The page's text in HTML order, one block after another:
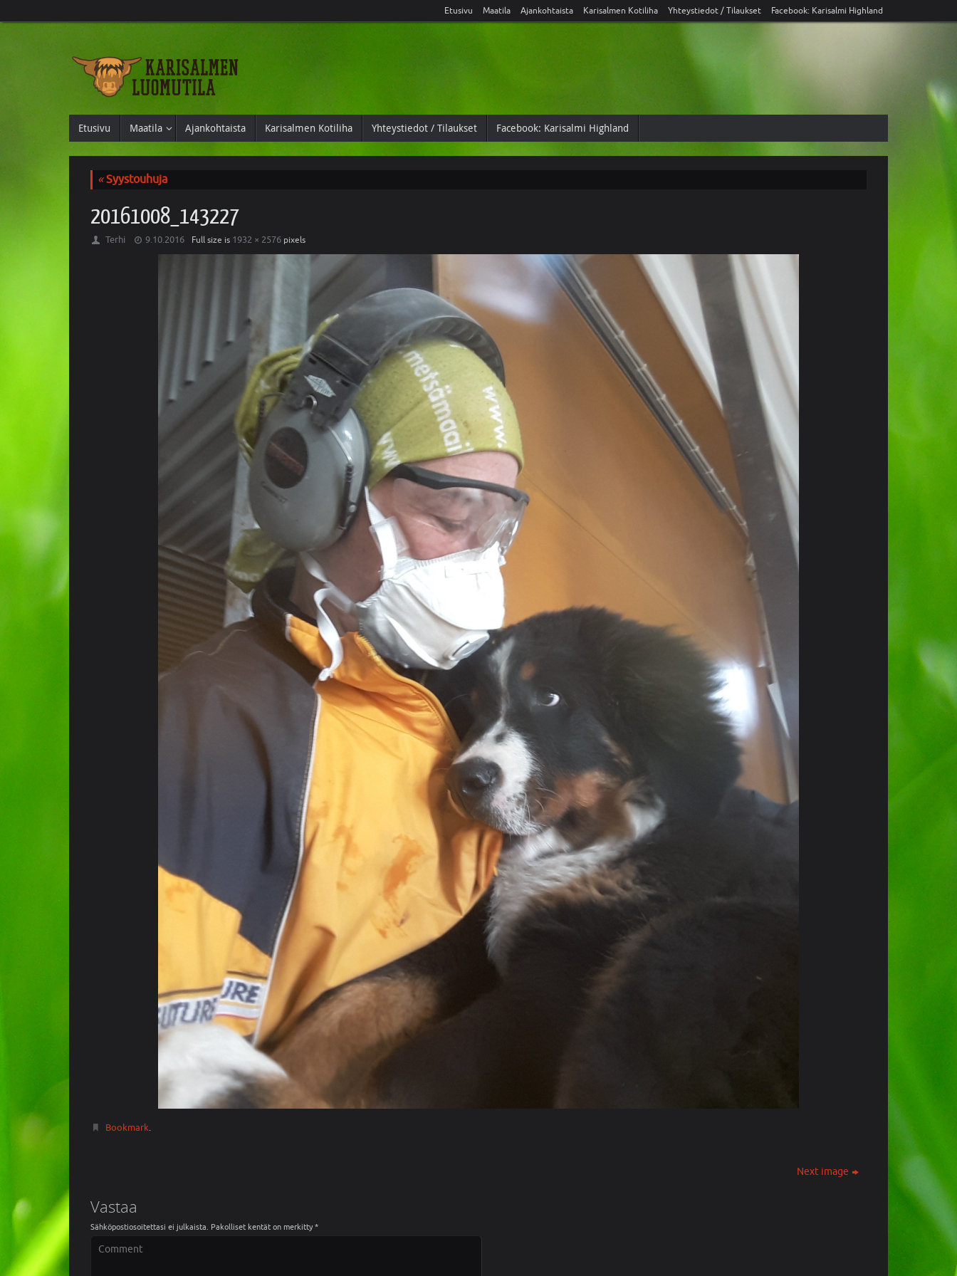
Etusivu Maatila Ajankohtaista Karisalmen Kotiliha Yhteystiedot / Tilaukset Facebook: Karisalmi Highland
Etusivu Maatila Ajankohtaista Karisalmen Kotiliha Yhteystiedot / Tilaukset Facebook: Karisalmi Highland
«Syystouhuja
20161008_143227
Terhi 9.10.2016 Full size is 1932 × 2576 pixels
Bookmark.
Next image
Vastaa
Sähköpostiosoitettasi ei julkaista. Pakolliset kentät on merkitty *